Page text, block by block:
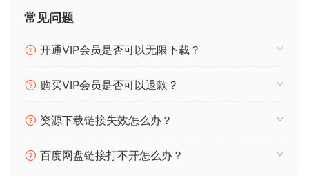
使用新的 MIDI 生成器创作出旋律、和弦和节奏。为您选择的生
成器提供自定义约束，观察它创作有趣而原创的模式，然后将
它产生的想法转化为您自己的。
Max 现在支持更多实验，让您可以创建新的 MIDI 转换和生成器
按音高、力度或持续时间排列所选音符的顺序。以新的方式拉
常见问题
开通VIP会员是否可以无限下载？
购买VIP会员是否可以退款？
资源下载链接失效怎么办？
百度网盘链接打不开怎么办？